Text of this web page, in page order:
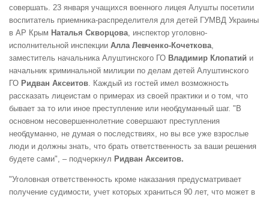
совершать. 23 января учащихся военного лицея Алушты посетили
воспитатель приемника-распределителя для детей ГУМВД Украины
в АР Крым Наталья Скворцова , инспектор уголовно-
исполнительной инспекции Алла Левченко-Кочеткова
заместитель начальника Алуштинского ГО Владимир Клопатий и
начальник криминальной милиции по делам детей Алуштинского
ГО Ридван Аксеитов . Каждый из гостей имел возможность
рассказать лицеистам о примерах из своей практики и о том, что
бывает за то или иное преступление или необдуманный шаг. "В
основном несовершеннолетние совершают преступления
необдуманно, не думая о последствиях, но вы все уже взрослые
люди и должны знать, что брать ответственность за ваши решения
будете сами", – подчеркнул Ридван Аксеитов.
"Уголовная ответственность кроме наказания предусматривает
получение судимости, учет которых храниться 90 лет, что может в